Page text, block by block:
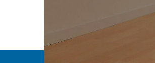
Affichage des informations légales
Siret : 40412105500101 | RCS :
Adresse du médiateur : NC |
Entreprise juridiquement et